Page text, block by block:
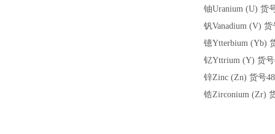
铀Uranium (U)货
钒Vanadium (V)货
镱Ytterbium (Yb)
钇Yttrium (Y)货号
锌Zinc (Zn)货号
锆Zirconium (Zr)